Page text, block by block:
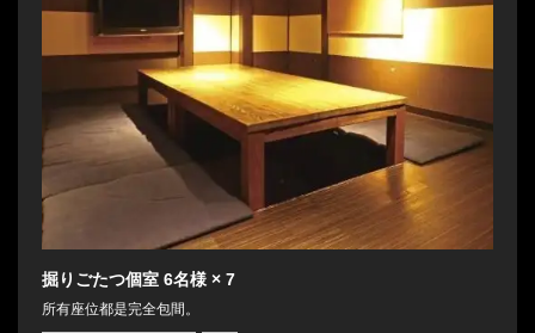
掘りごたつ個室 6名様 × 7
所有座位都是完全包間。